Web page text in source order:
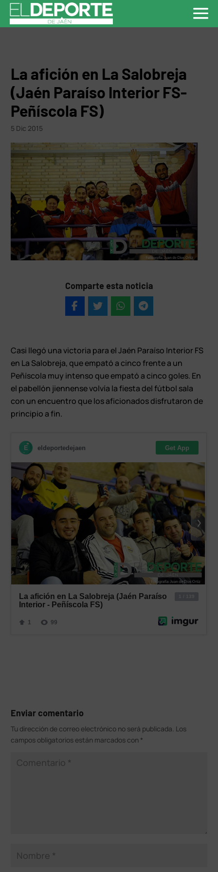
La afición en La Salobreja
(Jaén Paraíso Interior FS-
Peñíscola FS)
5 Dic 2015
Comparte esta noticia
Casi llegó una victoria para el Jaén Paraíso Interior FS
en La Salobreja, que empató a cinco frente a un
Peñíscola muy intenso que empató a cinco goles. En
el pabellón jiennense volvía la fiesta del fútbol sala
con un encuentro que los aficionados disfrutaron de
principio a fin.
Enviar comentario
Tu dirección de correo electrónico no será publicada. Los
campos obligatorios están marcados con *